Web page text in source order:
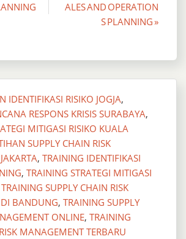
ALES AND OPERATION
S PLANNING »
IDENTIFIKASI RISIKO JOGJA,
RESPONS KRISIS SURABAYA,
MITIGASI RISIKO KUALA
SUPPLY CHAIN RISK
, TRAINING IDENTIFIKASI
, TRAINING STRATEGI MITIGASI
TRAINING SUPPLY CHAIN RISK
BANDUNG, TRAINING SUPPLY
ONLINE, TRAINING
MANAGEMENT TERBARU